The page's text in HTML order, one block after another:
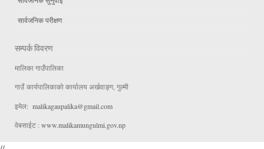
सार्वजनिक परीक्षण
सम्पर्क विवरण
मालिका गाउँपालिका
गाउँ कार्यपालिकाको कार्यालय अर्खवाङ्ग, गुल्मी
इमेल: malikagaupalika@gmail.com
वेबसाईट : www.malikamungulmi.gov.np